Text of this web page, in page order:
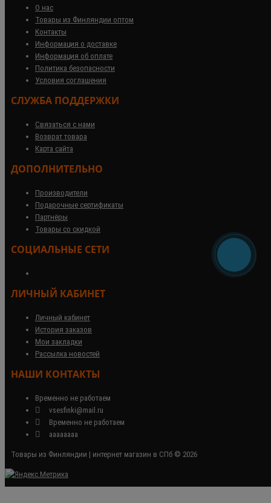
О нас
Товары из Финляндии оптом
Контакты
Информация о доставке
Информация об оплате
Политика безопасности
Условия соглашения
СЛУЖБА ПОДДЕРЖКИ
Связаться с нами
Возврат товара
Карта сайта
ДОПОЛНИТЕЛЬНО
Производители
Подарочные сертификаты
Партнёры
Товары со скидкой
СОЦИАЛЬНЫЕ СЕТИ
ЛИЧНЫЙ КАБИНЕТ
Личный кабинет
История заказов
Мои закладки
Рассылка новостей
НАШИ КОНТАКТЫ
Временно не работаем
vsesfinki@mail.ru
Временно не работаем
аааааааа
Товары из Финляндии | интернет магазин в СПб © 2026